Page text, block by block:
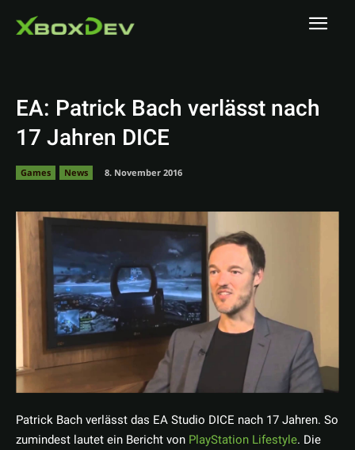
EA: Patrick Bach verlässt nach
17 Jahren DICE
Games News 8. November 2016
Patrick Bach verlässt das EA Studio DICE nach 17 Jahren. So
zumindest lautet ein Bericht von PlayStation Lifestyle. Die